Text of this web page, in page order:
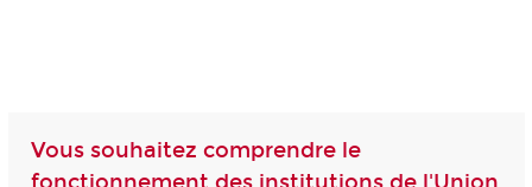
Vous souhaitez comprendre le
fonctionnement des institutions de l'Union